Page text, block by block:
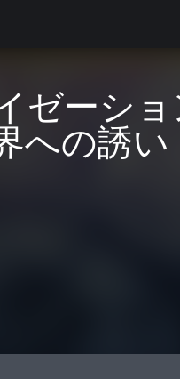
ゼーシ
への誘い